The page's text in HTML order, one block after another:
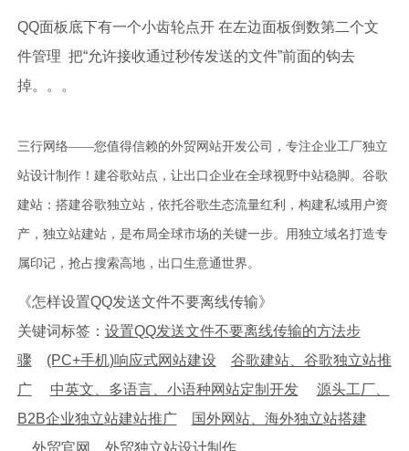
QQ面板底下有一个小齿轮点开 在左边面板倒数第二个文
件管理 把“允许接收通过秒传发送的文件”前面的钩去
掉。。。
三行网络——您值得信赖的外贸网站开发公司，专注企业工厂独立
站设计制作！建谷歌站点，让出口企业在全球视野中站稳脚。谷歌
建站：搭建谷歌独立站，依托谷歌生态流量红利，构建私域用户资
产，独立站建站，是布局全球市场的关键一步。用独立域名打造专
属印记，抢占搜索高地，出口生意通世界。
《怎样设置QQ发送文件不要离线传输》
关键词标签： 设置QQ发送文件不要离线传输的方法步
骤
(PC+手机)响应式网站建设
谷歌建站、谷歌独立站推
广
中英文、多语言、小语种网站定制开发
源头工厂、
B2B企业独立站建站推广
国外网站、海外独立站搭建
外贸官网、外贸独立站设计制作